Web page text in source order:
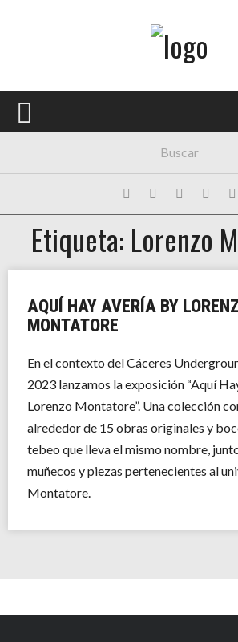
PORTADA
FESTIVALES
EXPOSICIONES
HISTORIAS
Etiqueta: Lorenzo
AQUÍ HAY AVERÍA BY
MONTATORE
En el contexto del Cáceres
2023 lanzamos la exposición “Aquí
Lorenzo Montatore”. Una colección
alrededor de 15 obras originales y
tebeo que lleva el mismo nombre,
muñecos y piezas pertenecientes al
Montatore.